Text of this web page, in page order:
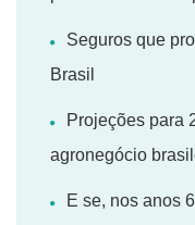
Seguros que
Brasil
Projeções para
agronegócio
E se, nos anos